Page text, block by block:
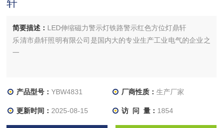
轩
简要描述： LED伸缩磁力警示灯铁路警示红色方位灯鼎轩
乐清市鼎轩照明有限公司是国内大的专业生产工业电气的企业之
一
产品型号：YBW4831 厂商性质： 生产厂家
更新时间： 2025-08-15 访 问 量： 1854